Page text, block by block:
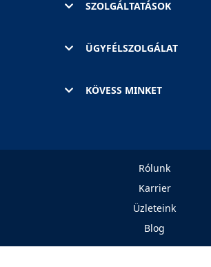
SZOLGÁLTATÁSOK
ÜGYFÉLSZOLGÁLAT
KÖVESS MINKET
Rólunk
Karrier
Üzleteink
Blog